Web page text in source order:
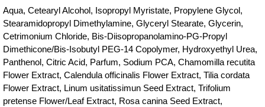
Aqua, Cetearyl Alcohol, Isopropyl Myristate, Propylene Glycol,
Stearamidopropyl Dimethylamine, Glyceryl Stearate, Glycerin,
Cetrimonium Chloride, Bis-Diisopropanolamino-PG-Propyl
Dimethicone/Bis-Isobutyl PEG-14 Copolymer, Hydroxyethyl Urea,
Panthenol, Citric Acid, Parfum, Sodium PCA, Chamomilla recutita
Flower Extract, Calendula officinalis Flower Extract, Tilia cordata
Flower Extract, Linum usitatissimun Seed Extract, Trifolium
pretense Flower/Leaf Extract, Rosa canina Seed Extract,